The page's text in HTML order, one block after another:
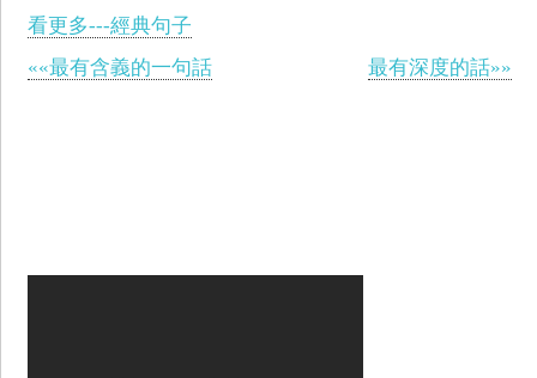
看更多---經典句子
««最有含義的一句話
最有深度的話»»